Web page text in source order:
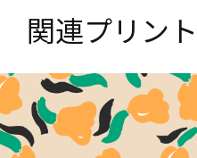
関連プリント